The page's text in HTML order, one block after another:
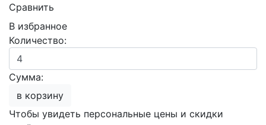
Сравнить
В избранное
Количество:
Сумма:
в корзину
Чтобы увидеть персональные цены и скидки